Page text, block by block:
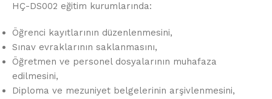
HÇ-DS002 eğitim kurumlarında:
Öğrenci kayıtlarının düzenlenmesini,
Sınav evraklarının saklanmasını,
Öğretmen ve personel dosyalarının muhafaza
edilmesini,
Diploma ve mezuniyet belgelerinin arşivlenmesini,